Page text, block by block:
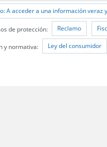
A acceder a una información veraz
de protección: Reclamo
y normativa: Ley del consumidor